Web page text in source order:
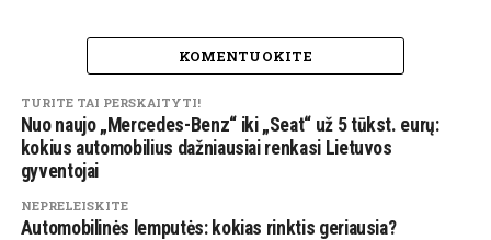
KOMENTUOKITE
TURITE TAI PERSKAITYTI!
Nuo naujo „Mercedes-Benz“ iki „Seat“ už 5 tūkst. eurų:
kokius automobilius dažniausiai renkasi Lietuvos
gyventojai
NEPRELEISKITE
Automobilinės lemputės: kokias rinktis geriausia?